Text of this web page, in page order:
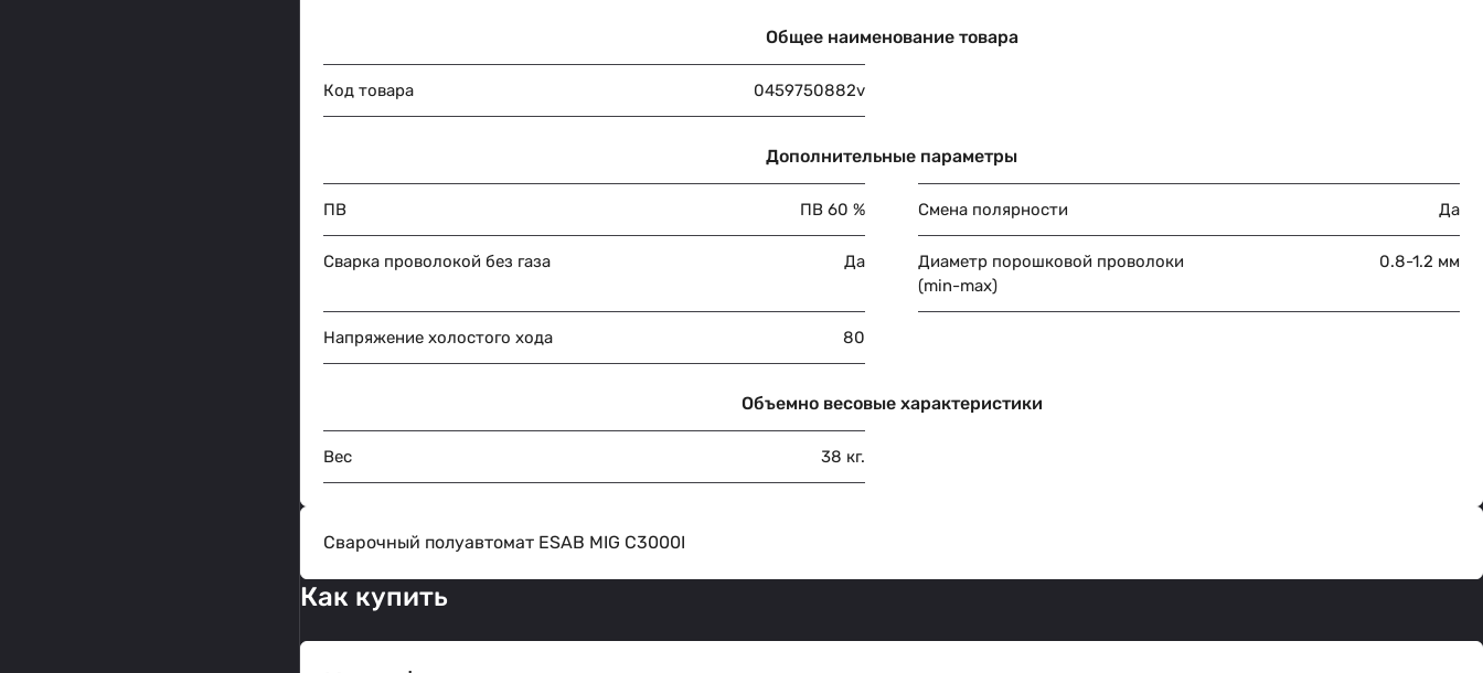
Общее наименование товара
Код товара 0459750882v
Дополнительные параметры
ПВ ПВ 60 % Смена полярности Да
Сварка проволокой без газа Да
Диаметр порошковой проволоки
(min-max)
0.8-1.2 мм
Напряжение холостого хода 80
Объемно весовые характеристики
Вес 38 кг.
Сварочный полуавтомат ESAB MIG C3000I
Как купить